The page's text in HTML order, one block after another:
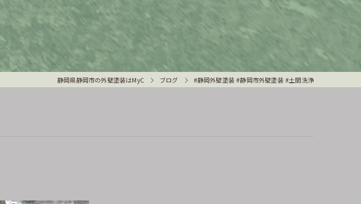
アフターフォロー・定期点検
静岡県静岡市の外壁塗装はMyC ブログ #静岡外壁塗装 #静岡市外壁塗装 #土間洗浄